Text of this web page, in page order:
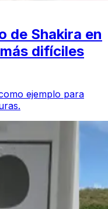
de Shakira en
difíciles
ejemplo para